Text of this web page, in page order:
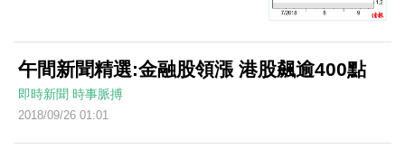
午間新聞精選:金融股領漲 港股飆逾400點
即時新聞 時事脈搏
2018/09/26 01:01